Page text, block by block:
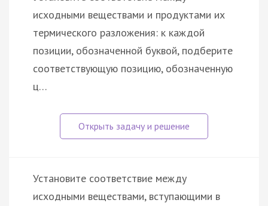
исходными веществами и продуктами их
термического разложения: к каждой
позиции, обозначенной буквой, подберите
соответствующую позицию, обозначенную
ц…
Установите соответствие между
исходными веществами, вступающими в